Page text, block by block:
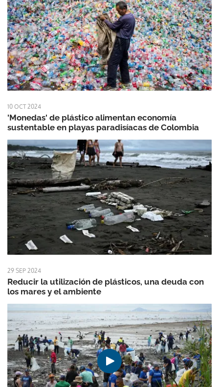
10 OCT 2024
'Monedas' de plástico alimentan economía
sustentable en playas paradisíacas de Colombia
29 SEP 2024
Reducir la utilización de plásticos, una deuda con
los mares y el ambiente